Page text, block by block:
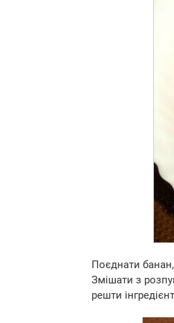
Поєднати
Змішати з
решти